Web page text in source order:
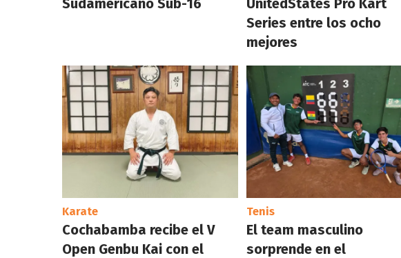
Series entre los ocho
mejores
Karate
Cochabamba recibe el V
Open Genbu Kai con el
Tenis
El team masculino
sorprende en el